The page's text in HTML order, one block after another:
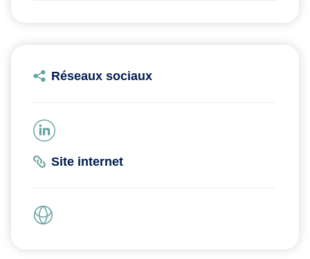
Réseaux sociaux
Site internet